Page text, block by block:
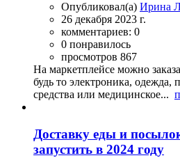
Опубликовал(а) Ирина
26 декабря 2023 г.
комментариев: 0
0 понравилось
просмотров 867
На маркетплейсе можно
будь то электроника, одежда,
средства или медицинское...
Доставку еды и
запустить в 2024 году